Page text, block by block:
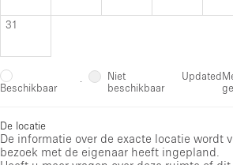
31
Beschikbaar ·
Niet
beschikbaar
Updated
De locatie
De informatie over de exacte locatie wordt
bezoek met de eigenaar heeft ingepland.